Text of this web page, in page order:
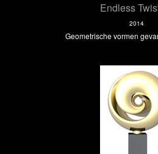
Endless
2014
Geometrische vormen